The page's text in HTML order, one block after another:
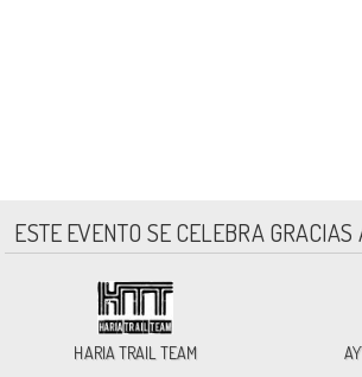
ESTE EVENTO SE CELEBRA GRACIAS
HARIA TRAIL TEAM